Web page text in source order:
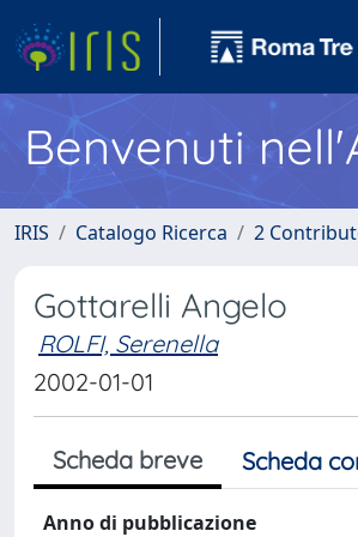
Benvenuti
IRIS Catalogo Ricerca 2
Gottarelli Angelo
ROLFI, Serenella
2002-01-01
Scheda breve Scheda
Anno di pubblicazione